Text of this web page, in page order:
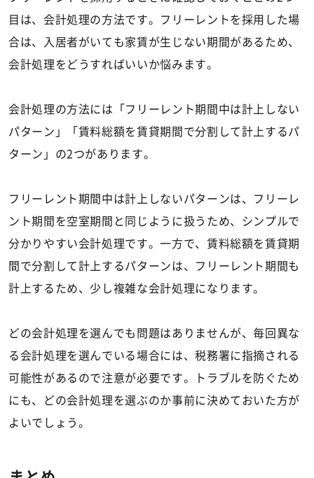
目は、会計処理の方法です。フリーレントを採用した場
合は、入居者がいても家賃が生じない期間があるため、
会計処理をどうすればいいか悩みます。
会計処理の方法には「フリーレント期間中は計上しない
パターン」「賃料総額を賃貸期間で分割して計上するパ
ターン」の2つがあります。
フリーレント期間中は計上しないパターンは、フリーレ
ント期間を空室期間と同じように扱うため、シンプルで
分かりやすい会計処理です。一方で、賃料総額を賃貸期
間で分割して計上するパターンは、フリーレント期間も
計上するため、少し複雑な会計処理になります。
どの会計処理を選んでも問題はありませんが、毎回異な
る会計処理を選んでいる場合には、税務署に指摘される
可能性があるので注意が必要です。トラブルを防ぐため
にも、どの会計処理を選ぶのか事前に決めておいた方が
よいでしょう。